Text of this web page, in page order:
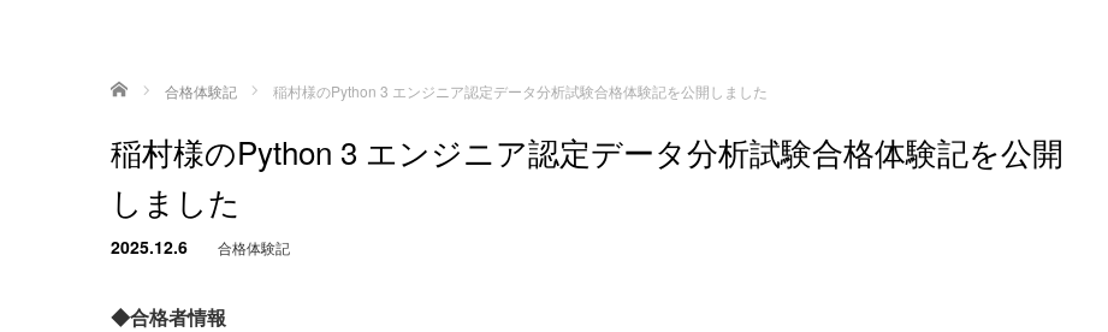
ホーム 合格体験記 稲村様のPython 3 エンジニア認定データ分析試験合格体験記を公開しました
稲村様のPython 3 エンジニア認定データ分析試験合格体験記を公開
しました
2025.12.6 合格体験記
◆合格者情報